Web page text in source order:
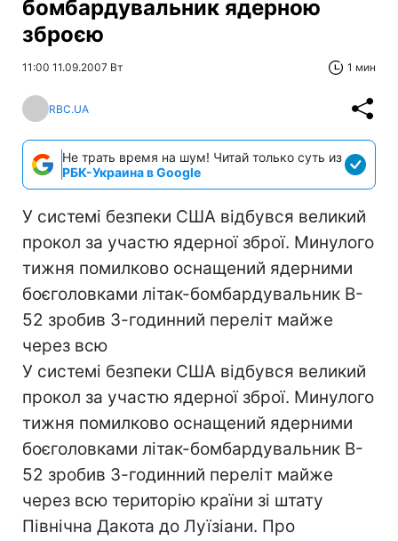
бомбардувальник ядерною
зброєю
11:00 11.09.2007 Вт 1 мин
RBC.UA
Не трать время на шум! Читай только суть из
РБК-Украина в Google
У системі безпеки США відбувся великий
прокол за участю ядерної зброї. Минулого
тижня помилково оснащений ядерними
боєголовками літак-бомбардувальник B-
52 зробив 3-годинний переліт майже
через всю
У системі безпеки США відбувся великий
прокол за участю ядерної зброї. Минулого
тижня помилково оснащений ядерними
боєголовками літак-бомбардувальник B-
52 зробив 3-годинний переліт майже
через всю територію країни зі штату
Північна Дакота до Луїзіани. Про